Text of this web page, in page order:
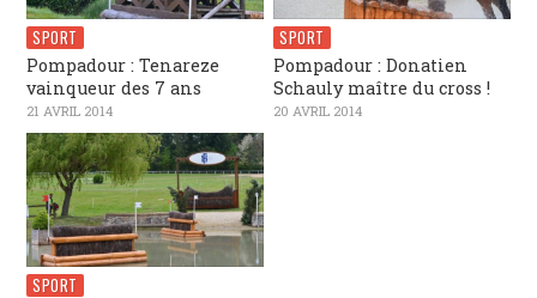
SPORT
Pompadour : Tenareze
vainqueur des 7 ans
21 AVRIL 2014
SPORT
Pompadour : Donatien
Schauly maître du cross !
20 AVRIL 2014
SPORT